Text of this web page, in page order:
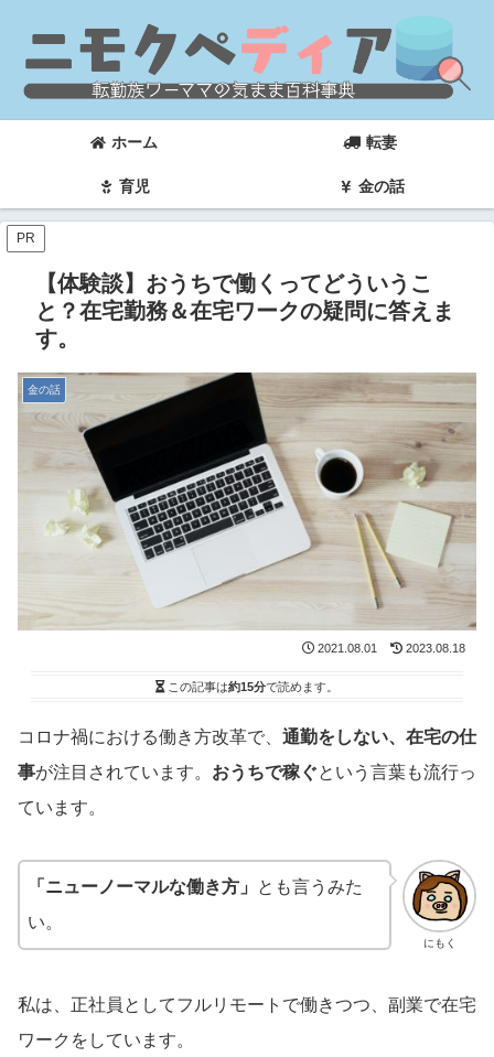
ホーム 転妻
育児 金の話
PR
【体験談】おうちで働くってどういうこ
と？在宅勤務＆在宅ワークの疑問に答えま
す。
金の話
2021.08.01 2023.08.18
この記事は約15分で読めます。
コロナ禍における働き方改革で、 通勤をしない、在宅の仕
事が注目されています。 おうちで稼ぐという言葉も流行っ
ています。
にもく
「ニューノーマルな働き方」
とも言うみた
い。
私は、正社員としてフルリモートで働きつつ、副業で在宅
ワークをしています。